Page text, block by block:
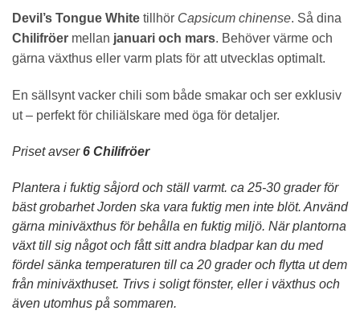
Devil’s Tongue White tillhör Capsicum chinense. Så dina
Chilifröer mellan januari och mars. Behöver värme och
gärna växthus eller varm plats för att utvecklas optimalt.
En sällsynt vacker chili som både smakar och ser exklusiv
ut – perfekt för chiliälskare med öga för detaljer.
Priset avser6 Chilifröer
Plantera i fuktig såjord och ställ varmt. ca 25-30 grader för
bäst grobarhet Jorden ska vara fuktig men inte blöt. Använd
gärna miniväxthus för behålla en fuktig miljö. När plantorna
växt till sig något och fått sitt andra bladpar kan du med
fördel sänka temperaturen till ca 20 grader och flytta ut dem
från miniväxthuset. Trivs i soligt fönster, eller i växthus och
även utomhus på sommaren.